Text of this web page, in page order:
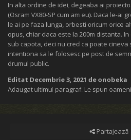
In alta ordine de idei, degeaba ai
(Osram VX80-SP cum am eu). Daca le-ai
le ai pe faza lunga, orbesti oricum orice
opus, chiar daca este la 200m distanta.
sub capota, deci nu cred ca poate cineva
intentiona sa le folosesc pe post de
drumul public.
Editat Decembrie 3, 2021 de onobeka
Adaugat ultimul paragraf. Le spun
Partajează